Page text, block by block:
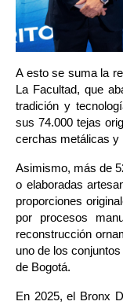
A esto se suma la
La Facultad, que
tradición y
sus 74.000 tejas
cerchas metálicas y
Asimismo, más de
o elaboradas
proporciones
por procesos
reconstrucción
uno de los
de Bogotá.
En 2025, el Bronx